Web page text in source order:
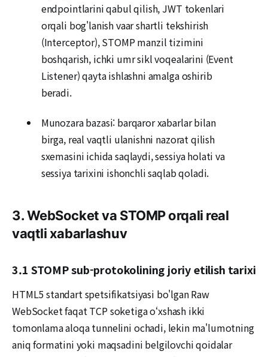
endpointlarini qabul qilish, JWT tokenlari
orqali bog'lanish vaar shartli tekshirish
(Interceptor), STOMP manzil tizimini
boshqarish, ichki umr sikl voqealarini (Event
Listener) qayta ishlashni amalga oshirib
beradi.
Munozara bazasi: barqaror xabarlar bilan
birga, real vaqtli ulanishni nazorat qilish
sxemasini ichida saqlaydi, sessiya holati va
sessiya tarixini ishonchli saqlab qoladi.
3. WebSocket va STOMP orqali real
vaqtli xabarlashuv
3.1 STOMP sub-protokolining joriy etilish tarixi
HTML5 standart spetsifikatsiyasi bo'lgan Raw
WebSocket faqat TCP soketiga oʻxshash ikki
tomonlama aloqa tunnelini ochadi, lekin ma'lumotning
aniq formatini yoki maqsadini belgilovchi qoidalar